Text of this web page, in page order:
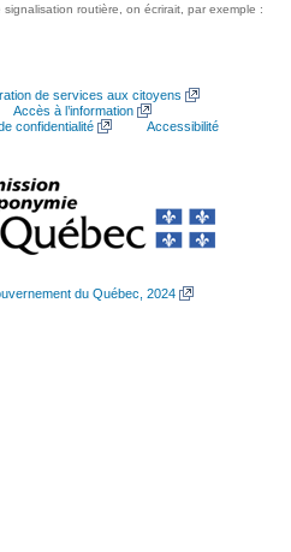
routière, on écrirait, par exemple :
de services aux citoyens
Accès à l’information
confidentialité
Accessibilité
du Québec, 2024